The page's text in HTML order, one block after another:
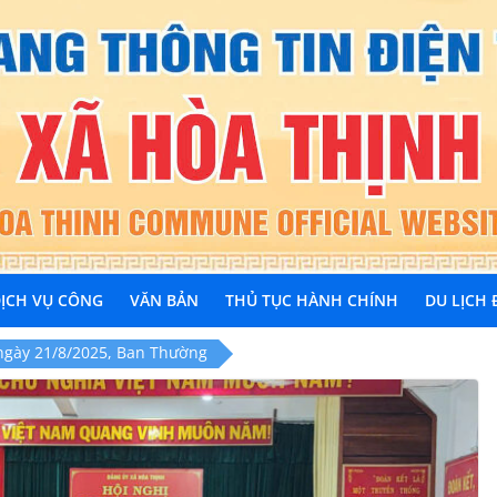
VỤ CÔNG VĂN BẢN THỦ TỤC HÀNH CHÍNH DU LỊCH
21/8/2025, Ban Thường